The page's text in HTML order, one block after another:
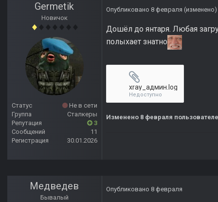
Germetik
Новичок
Статус
Не в сети
Группа
Сталкеры
Репутация
3
Сообщений
11
Регистрация
30.01.2026
Опубликовано 8 февраля (изменено)
Дошёл до янтаря. Любая
полыхает знатно
xray_админ.log
Недоступно
Изменено 8 февраля
Медведев
Бывалый
Опубликовано 8 февраля